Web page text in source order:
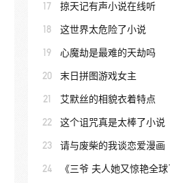
17 掠天记有声小说在线听
18 这世界太危险了小说
19 心魔劫是最难的天劫吗
20 末日拼图游戏女主
21 艾默丝的相貌衣着特点
22 这个诅咒真是太棒了小说
23 请与废柴的我谈恋爱漫画
24 《三爷 夫人她又惊艳全球